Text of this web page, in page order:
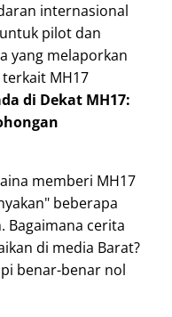
internasional
pilot dan
yang melaporkan
terkait MH17
di Dekat MH17:
memberi MH17
beberapa
Bagaimana cerita
di media Barat?
benar-benar nol